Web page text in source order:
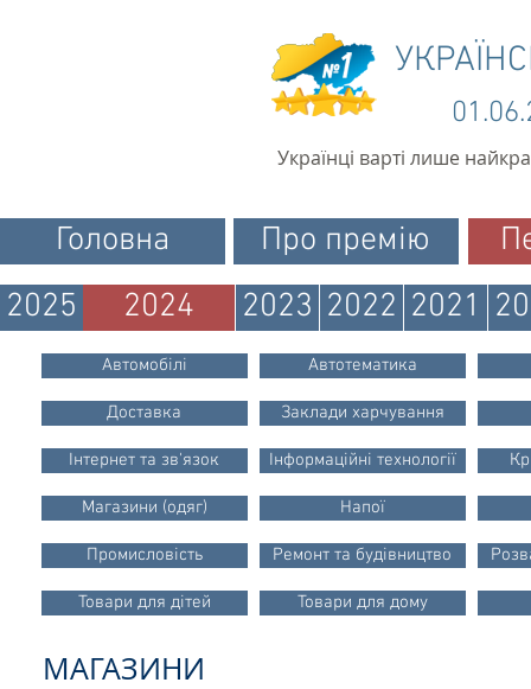
Українці варті лише
Головна Про премію
2025
2024 2023 2022 2021
Автомобілі Автотематика
Доставка Заклади харчування
Інтернет та зв'язок Інформаційні технології
Магазини (одяг) Напої
Промисловість Ремонт та будівництво
Товари для дітей Товари для дому
МАГАЗИНИ